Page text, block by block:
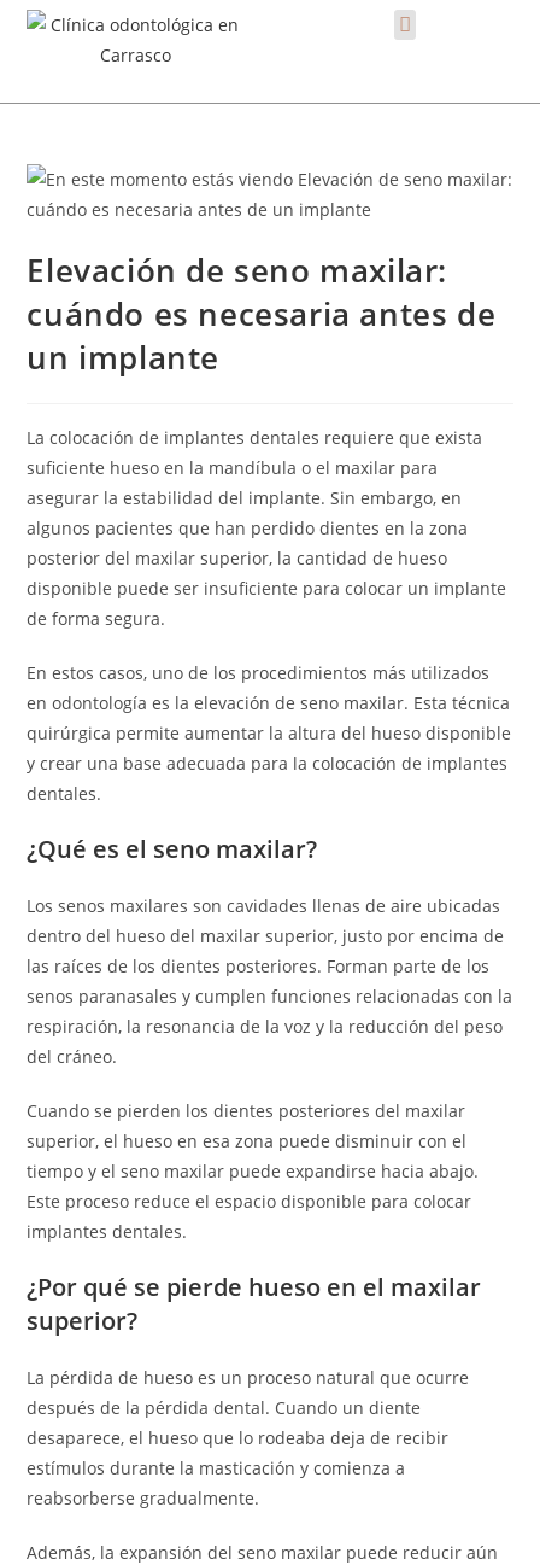
Elevación de seno maxilar:
cuándo es necesaria antes de
un implante
La colocación de implantes dentales requiere que exista
suficiente hueso en la mandíbula o el maxilar para
asegurar la estabilidad del implante. Sin embargo, en
algunos pacientes que han perdido dientes en la zona
posterior del maxilar superior, la cantidad de hueso
disponible puede ser insuficiente para colocar un implante
de forma segura.
En estos casos, uno de los procedimientos más utilizados
en odontología es la elevación de seno maxilar. Esta técnica
quirúrgica permite aumentar la altura del hueso disponible
y crear una base adecuada para la colocación de implantes
dentales.
¿Qué es el seno maxilar?
Los senos maxilares son cavidades llenas de aire ubicadas
dentro del hueso del maxilar superior, justo por encima de
las raíces de los dientes posteriores. Forman parte de los
senos paranasales y cumplen funciones relacionadas con la
respiración, la resonancia de la voz y la reducción del peso
del cráneo.
Cuando se pierden los dientes posteriores del maxilar
superior, el hueso en esa zona puede disminuir con el
tiempo y el seno maxilar puede expandirse hacia abajo.
Este proceso reduce el espacio disponible para colocar
implantes dentales.
¿Por qué se pierde hueso en el maxilar
superior?
La pérdida de hueso es un proceso natural que ocurre
después de la pérdida dental. Cuando un diente
desaparece, el hueso que lo rodeaba deja de recibir
estímulos durante la masticación y comienza a
reabsorberse gradualmente.
Además, la expansión del seno maxilar puede reducir aún